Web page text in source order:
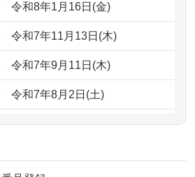
にしてきた雛人形です、供養
ケースのまま引き取ってくださ
終わったお人形以外はどうして
令和8年1月16日(金)
令和7年11月13日(木)
令和7年9月11日(木)
令和7年8月2日(土)
令和7年6月20日(金)